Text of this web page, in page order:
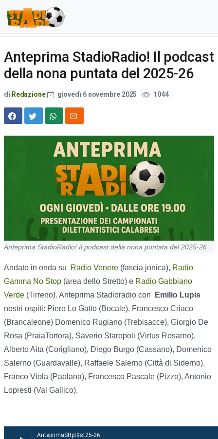
Anteprima StadioRadio! Il podcast
della nona puntata del 2025-26
di Redazione giovedì 6 novembre 2025 1044
Anteprima StadioRadio! Il podcast della nona puntata del 2025-26
Andato in onda su Radio Venere (fascia jonica), Radio
Gamma No Stop (area dello Stretto) e Radio Gabbiano
Verde (Tirreno). Anteprima Stadioradio con
Emilio Lupis
nostri ospiti: Piero Lo Gatto (Bocale), Francesco Criaco
(Brancaleone) Domenico Rugiano (Trebisacce), Giorgio De
Rosa (PraiaTortora), Saverio Staropoli (Virtus Rosarno),
Alberto Aita (Corigliano), Diego Burgo (Cassano), Domenico
Salerno (Guardavalle), Raffaele Salerno (Città di Siderno),
Franco Viola (Paolana), Francesco Pascale (Pizzo), Antonio
Lopresti (Val Gallico).